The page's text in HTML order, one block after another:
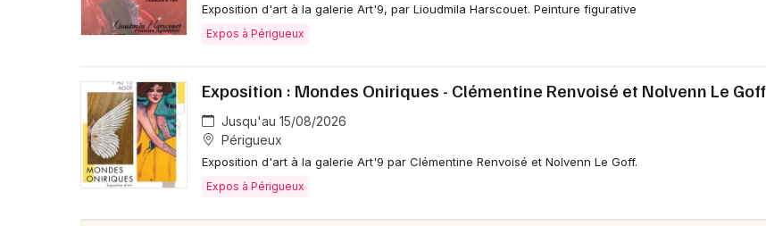
Exposition d'art à la galerie Art'9, par Lioudmila Harscouet. Peinture figurative
Expos à Périgueux
Exposition : Mondes Oniriques - Clémentine Renvoisé et Nolvenn Le Goff
Jusqu'au 15/08/2026
Périgueux
Exposition d'art à la galerie Art'9 par Clémentine Renvoisé et Nolvenn Le Goff.
Expos à Périgueux